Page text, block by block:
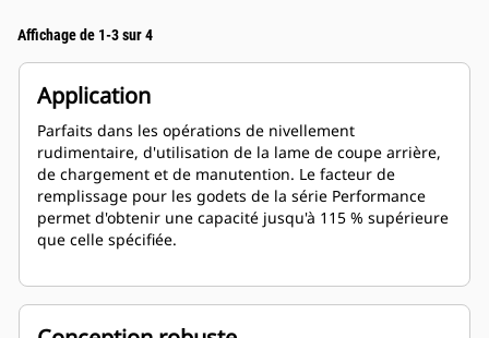
Affichage de 1-3 sur 4
Application
Parfaits dans les opérations de nivellement
rudimentaire, d'utilisation de la lame de coupe arrière,
de chargement et de manutention. Le facteur de
remplissage pour les godets de la série Performance
permet d'obtenir une capacité jusqu'à 115 % supérieure
que celle spécifiée.